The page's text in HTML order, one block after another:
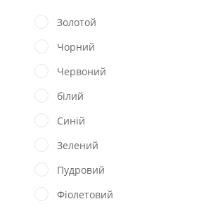
Золотой
Чорний
Червоний
білий
Синій
Зелений
Пудровий
Фіолетовий